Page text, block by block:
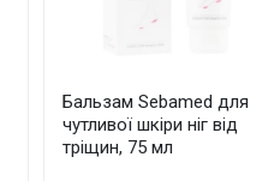
Бальзам Sebamed для
чутливої шкіри ніг від
тріщин, 75 мл